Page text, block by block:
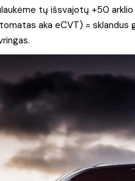
tų išsvajotų +50
aka eCVT) =